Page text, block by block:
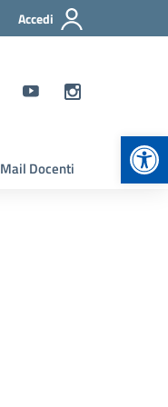
Accedi
Mail Docenti